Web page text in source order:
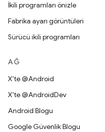
İkili programları önizle
Fabrika ayarı görüntüleri
Sürücü ikili programları
AĞ
X'te @Android
X'te @AndroidDev
Android Blogu
Google Güvenlik Blogu